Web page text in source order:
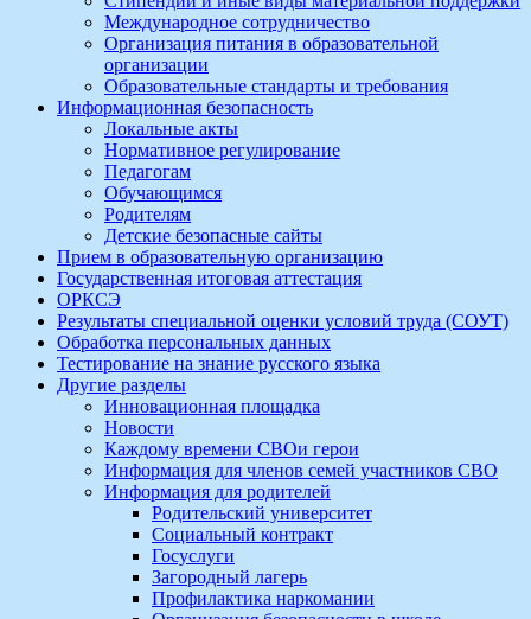
Международное сотрудничество
Организация питания в образовательной
организации
Образовательные стандарты и требования
Информационная безопасность
Локальные акты
Нормативное регулирование
Педагогам
Обучающимся
Родителям
Детские безопасные сайты
Прием в образовательную организацию
Государственная итоговая аттестация
ОРКСЭ
Результаты специальной оценки условий труда (СОУТ)
Обработка персональных данных
Тестирование на знание русского языка
Другие разделы
Инновационная площадка
Новости
Каждому времени СВОи герои
Информация для членов семей участников СВО
Информация для родителей
Родительский университет
Социальный контракт
Госуслуги
Загородный лагерь
Профилактика наркомании